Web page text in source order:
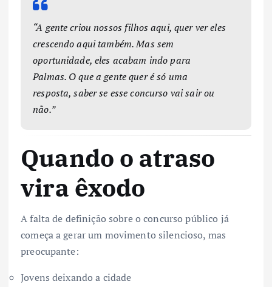
“A gente criou nossos filhos aqui, quer ver eles
crescendo aqui também. Mas sem
oportunidade, eles acabam indo para
Palmas. O que a gente quer é só uma
resposta, saber se esse concurso vai sair ou
não.”
Quando o atraso
vira êxodo
A falta de definição sobre o concurso público já
começa a gerar um movimento silencioso, mas
preocupante:
Jovens deixando a cidade